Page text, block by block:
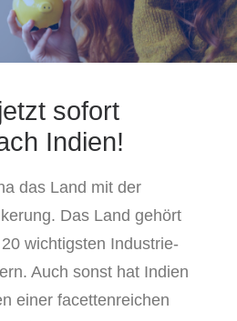
sofort
Indien!
das Land mit der
Das Land gehört
wichtigsten Industrie-
Auch sonst hat Indien
einer facettenreichen